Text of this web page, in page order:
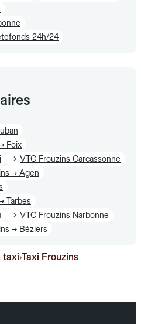
24h/24
Foix
VTC Frouzins Carcassonne
→ Agen
Tarbes
VTC Frouzins Narbonne
→ Béziers
taxi›Taxi Frouzins